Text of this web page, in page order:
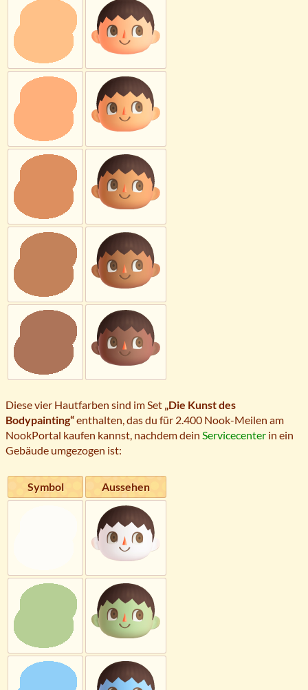
Diese vier Hautfarben sind im Set „Die Kunst des
Bodypainting“enthalten, das du für 2.400 Nook-Meilen am
NookPortal kaufen kannst, nachdem dein Servicecenter in ein
Gebäude umgezogen ist:
Symbol Aussehen